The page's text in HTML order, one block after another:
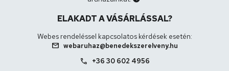
ELAKADT A VÁSÁRLÁSSAL?
Webes rendeléssel kapcsolatos kérdések esetén:
mail webaruhaz@benedekszerelveny.hu
call +36 30 602 4956